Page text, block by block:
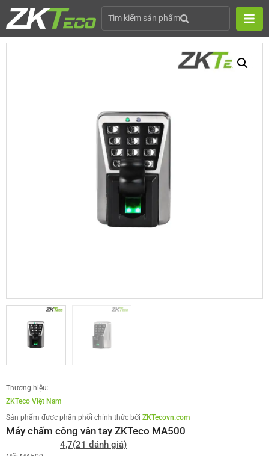
Tìm kiếm sản phẩm
Thương hiệu:
ZKTeco Việt Nam
Sản phẩm được phân phối chính thức bởi ZKTecovn.com
Máy chấm công vân tay ZKTeco MA500
4,7(21 đánh giá)